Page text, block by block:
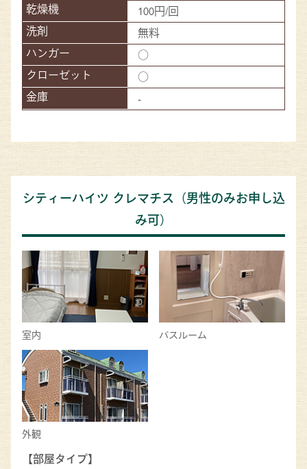
100円/回
無料
○
○
-
シティーハイツ クレマチス（男性のみお申し込
み可）
室内 バスルーム
外観
【部屋タイプ】